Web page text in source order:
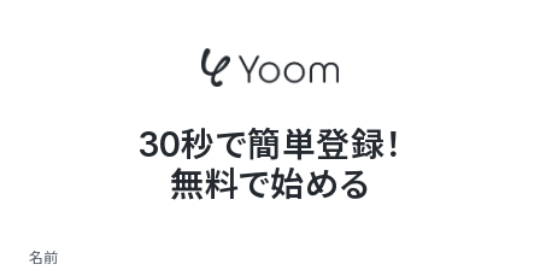
30秒で簡単登録！
無料で始める
名前